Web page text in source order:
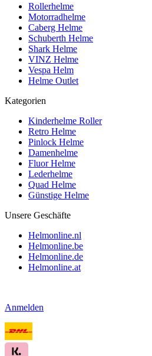
Rollerhelme
Motorradhelme
Caberg Helme
Schuberth Helme
Shark Helme
VINZ Helme
Vespa Helm
Helme Outlet
Kategorien
Kinderhelme Roller
Retro Helme
Pinlock Helme
Damenhelme
Fluor Helme
Lederhelme
Quad Helme
Günstige Helme
Unsere Geschäfte
Helmonline.nl
Helmonline.be
Helmonline.de
Helmonline.at
Anmelden